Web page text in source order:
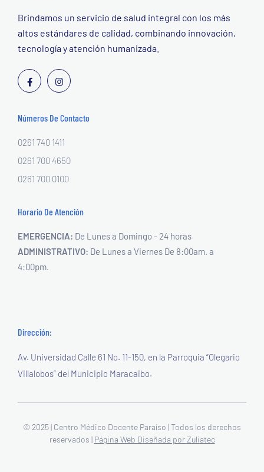
Brindamos un servicio de salud integral con los más
altos estándares de calidad, combinando innovación,
tecnología y atención humanizada.
Números De Contacto
0261 740 1411
0261 700 4650
0261 700 0100
Horario De Atención
EMERGENCIA: De Lunes a Domingo - 24 horas
ADMINISTRATIVO: De Lunes a Viernes De 8:00am. a
4:00pm.
Dirección:
Av. Universidad Calle 61 No. 11-150, en la Parroquia “Olegario
Villalobos” del Municipio Maracaibo.
© 2025 | Centro Médico Docente Paraíso | Todos los derechos
reservados | Página Web Diseñada por Zuliatec